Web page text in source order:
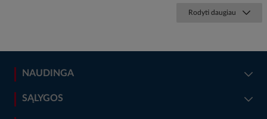
Rodyti daugiau
NAUDINGA
SĄLYGOS